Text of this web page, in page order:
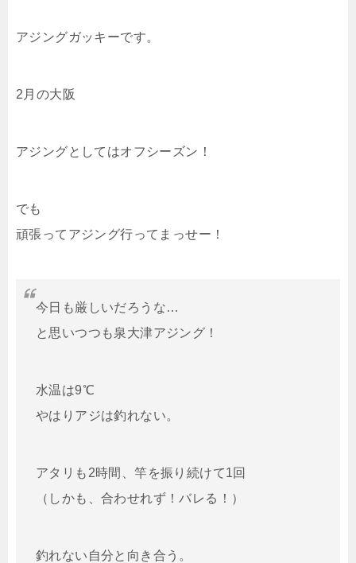
アジングガッキーです。
2月の大阪
アジングとしてはオフシーズン！
でも
頑張ってアジング行ってまっせー！
今日も厳しいだろうな…
と思いつつも泉大津アジング！
水温は9℃
やはりアジは釣れない。
アタリも2時間、竿を振り続けて1回
（しかも、合わせれず！バレる！）
釣れない自分と向き合う。